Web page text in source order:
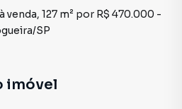
127 m² por R$ 470.000 -
SP
imóvel